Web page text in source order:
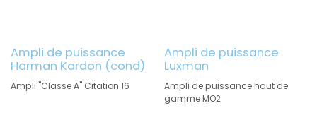
Ampli de puissance
Harman Kardon (cond)
Ampli "Classe A" Citation 16
Ampli de puissance
Luxman
Ampli de puissance haut de
gamme MO2